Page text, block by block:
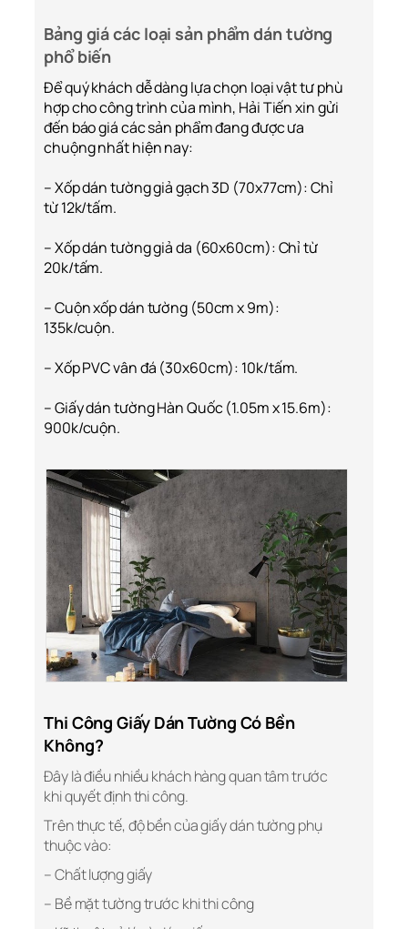
Bảng giá các loại sản phẩm dán tường
phổ biến
Để quý khách dễ dàng lựa chọn loại vật tư phù
hợp cho công trình của mình, Hải Tiến xin gửi
đến báo giá các sản phẩm đang được ưa
chuộng nhất hiện nay:
– Xốp dán tường giả gạch 3D (70x77cm): Chỉ
từ 12k/tấm.
– Xốp dán tường giả da (60x60cm): Chỉ từ
20k/tấm.
– Cuộn xốp dán tường (50cm x 9m):
135k/cuộn.
– Xốp PVC vân đá (30x60cm): 10k/tấm.
– Giấy dán tường Hàn Quốc (1.05m x 15.6m):
900k/cuộn.
Thi Công Giấy Dán Tường Có Bền
Không?
Đây là điều nhiều khách hàng quan tâm trước
khi quyết định thi công.
Trên thực tế, độ bền của giấy dán tường phụ
thuộc vào:
– Chất lượng giấy
– Bề mặt tường trước khi thi công